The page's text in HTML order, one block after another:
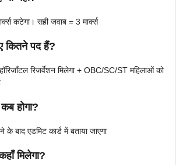
कटेगा। सही जवाब = 3 मार्क्स
कितने पद हैं?
रिजर्वेशन मिलेगा + OBC/SC/ST महिलाओं को
होगा?
बाद एडमिट कार्ड में बताया जाएगा
मिलेगा?